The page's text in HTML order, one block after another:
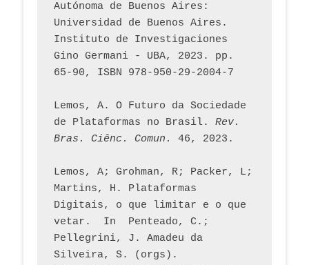
Autónoma de Buenos Aires:
Universidad de Buenos Aires.
Instituto de Investigaciones
Gino Germani - UBA, 2023. pp.
65-90, ISBN 978-950-29-2004-7
Lemos, A. O Futuro da Sociedade
de Plataformas no Brasil. Rev.
Bras. Ciênc. Comun.
Lemos, A; Grohman, R; Packer, L;
Martins, H. Plataformas
Digitais, o que limitar e o que
vetar.  In  Penteado, C.;
Pellegrini, J. Amadeu da